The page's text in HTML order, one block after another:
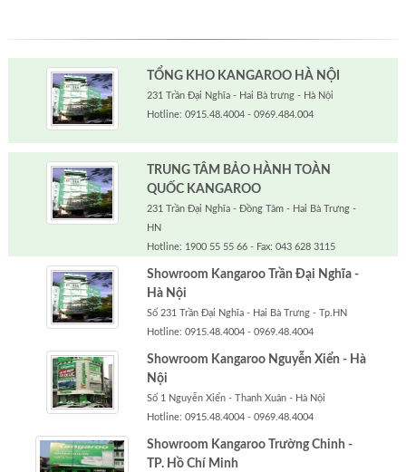
TỔNG KHO KANGAROO HÀ NỘI
231 Trần Đại Nghĩa - Hai Bà trưng - Hà Nội
Hotline: 0915.48.4004 - 0969.484.004
TRUNG TÂM BẢO HÀNH TOÀN
QUỐC KANGAROO
231 Trần Đại Nghĩa - Đồng Tâm - Hai Bà Trưng -
HN
Hotline: 1900 55 55 66 - Fax: 043 628 3115
Showroom Kangaroo Trần Đại Nghĩa -
Hà Nội
Số 231 Trần Đại Nghĩa - Hai Bà Trưng - Tp.HN
Hotline: 0915.48.4004 - 0969.48.4004
Showroom Kangaroo Nguyễn Xiển - Hà
Nội
Số 1 Nguyễn Xiển - Thanh Xuân - Hà Nội
Hotline: 0915.48.4004 - 0969.48.4004
Showroom Kangaroo Trường Chinh -
TP. Hồ Chí Minh